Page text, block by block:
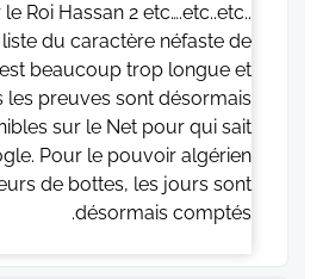
le Roi Hassan 2 etc….etc..etc..
liste du caractère néfaste de
beaucoup trop longue et
les preuves sont désormais
sur le Net pour qui sait
Pour le pouvoir algérien
de bottes, les jours sont
désormais comptés.